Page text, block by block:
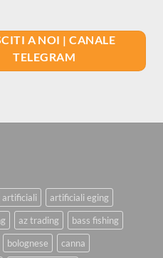
A NOI | CANALE
TELEGRAM
artificiali
artificiali eging
az trading
bass fishing
bolognese canna